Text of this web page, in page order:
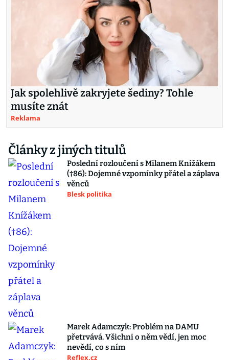
Jak spolehlivě zakryjete šediny? Tohle
musíte znát
Reklama
Články z jiných titulů
Poslední rozloučení s Milanem Knížákem
(†86): Dojemné vzpomínky přátel a záplava
věnců
Blesk politika
Marek Adamczyk: Problém na DAMU
přetrvává. Všichni o něm vědí, jen moc
nevědí, co s ním
Reflex.cz